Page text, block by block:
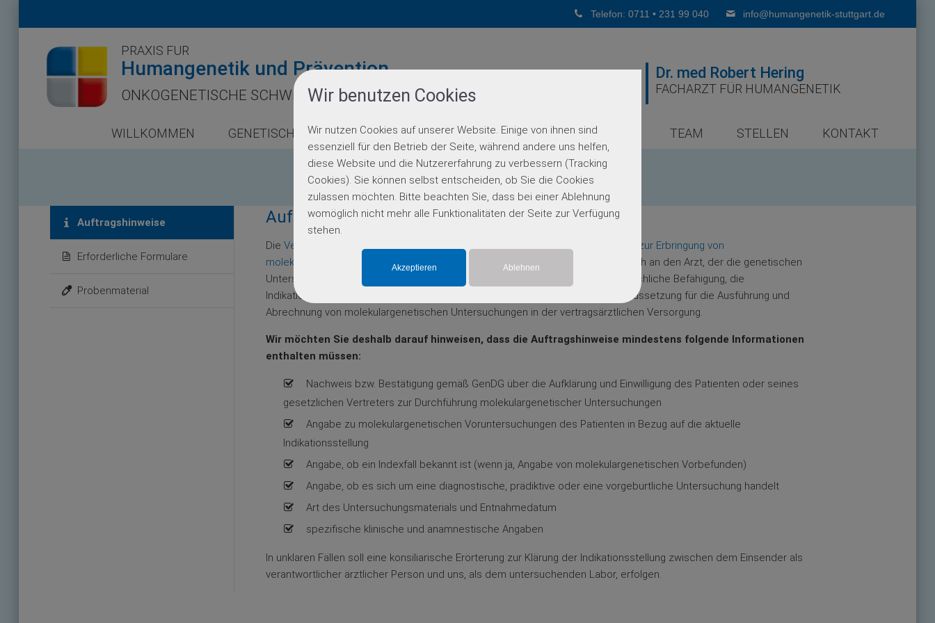
Wir benutzen Cookies
Wir nutzen Cookies auf unserer Website. Einige von ihnen sind
essenziell für den Betrieb der Seite, während andere uns helfen,
diese Website und die Nutzererfahrung zu verbessern (Tracking
Cookies). Sie können selbst entscheiden, ob Sie die Cookies
zulassen möchten. Bitte beachten Sie, dass bei einer Ablehnung
womöglich nicht mehr alle Funktionalitäten der Seite zur Verfügung
stehen.
Telefon: 0711 • 231 99 040 info@humangenetik-stuttgart.de
PRAXIS FÜR
Humangenetik und Prävention
ONKOGENETISCHE SCHWERPUNKTPRAXIS
Dr. med Robert Hering
FACHARZT FÜR HUMANGENETIK
WILLKOMMEN GENETISCHE BERATUNG GENETISCHE DIAGNOSTIK PARTNER TEAM STELLEN KONTAKT
Einsendeinformationen
Auftragshinweise
Erforderliche Formulare
Probenmaterial
Auftragshinweise:
Die Vereinbarung von Qualitätssicherungsmaßnahmen nach § 135 Abs. 2 SGB V zur Erbringung von
molekulargenetischen Untersuchungen bei monogenen Erkrankungen
richtet sich an den Arzt, der die genetischen
Untersuchungen durchführt und regelt die allgemeinen Anforderungen an die fachliche Befähigung, die
Indikationsstellung, die Durchführung, Organisation und Dokumentation als Voraussetzung für die Ausführung und
Abrechnung von molekulargenetischen Untersuchungen in der vertragsärztlichen Versorgung.
Wir möchten Sie deshalb darauf hinweisen, dass die Auftragshinweise mindestens folgende Informationen
enthalten müssen:
Nachweis bzw. Bestätigung gemäß GenDG über die Aufklärung und Einwilligung des Patienten oder seines
gesetzlichen Vertreters zur Durchführung molekulargenetischer Untersuchungen
Angabe zu molekulargenetischen Voruntersuchungen des Patienten in Bezug auf die aktuelle
Indikationsstellung
Angabe, ob ein Indexfall bekannt ist (wenn ja, Angabe von molekulargenetischen Vorbefunden)
Angabe, ob es sich um eine diagnostische, prädiktive oder eine vorgeburtliche Untersuchung handelt
Art des Untersuchungsmaterials und Entnahmedatum
spezifische klinische und anamnestische Angaben
In unklaren Fällen soll eine konsiliarische Erörterung zur Klärung der Indikationsstellung zwischen dem Einsender als
verantwortlicher ärztlicher Person und uns, als dem untersuchenden Labor, erfolgen.